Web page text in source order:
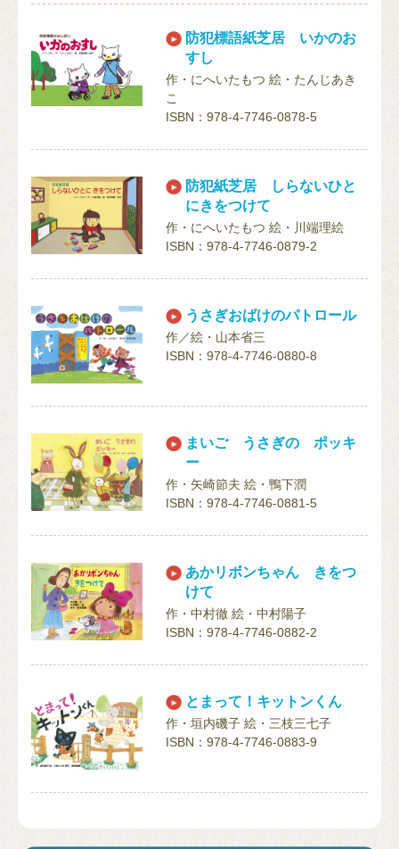
防犯標語紙芝居 いかのお
すし
作・にへいたもつ 絵・たんじあき
こ
ISBN：978-4-7746-0878-5
防犯紙芝居 しらないひと
にきをつけて
作・にへいたもつ 絵・川端理絵
ISBN：978-4-7746-0879-2
うさぎおばけのパトロール
作／絵・山本省三
ISBN：978-4-7746-0880-8
まいご うさぎの ポッキ
ー
作・矢崎節夫 絵・鴨下潤
ISBN：978-4-7746-0881-5
あかリボンちゃん きをつ
けて
作・中村徹 絵・中村陽子
ISBN：978-4-7746-0882-2
とまって！キットンくん
作・垣内磯子 絵・三枝三七子
ISBN：978-4-7746-0883-9